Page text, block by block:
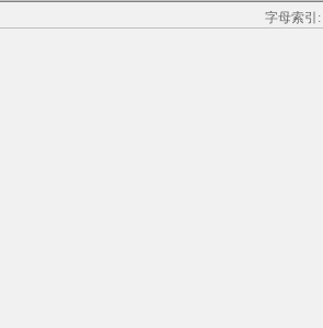
字母索引: